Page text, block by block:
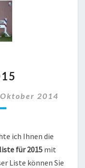
2014
ich Ihnen die
für 2015mit
Liste können Sie